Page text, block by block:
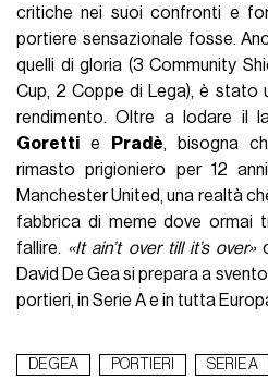
critiche nei suoi confronti e
portiere sensazionale fosse.
quelli di gloria (3 Community
Cup, 2 Coppe di Lega), è stato
rendimento. Oltre a lodare il
Goretti e Pradè, bisogna
rimasto prigioniero per 12
Manchester United, una realtà
fabbrica di meme dove ormai
fallire. «It ain’t over till it’s over»
David De Gea si prepara a
portieri, in Serie A e in tutta
DE GEA PORTIERI SERIE A